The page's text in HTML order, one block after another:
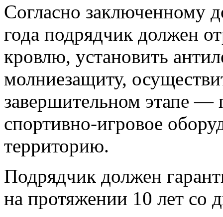
Согласно заключенному
года подрядчик должен
кровлю, установить
молниезащиту,
завершительном этапе —
спортивно-игровое
территорию.
Подрядчик должен
на протяжении 10 лет со